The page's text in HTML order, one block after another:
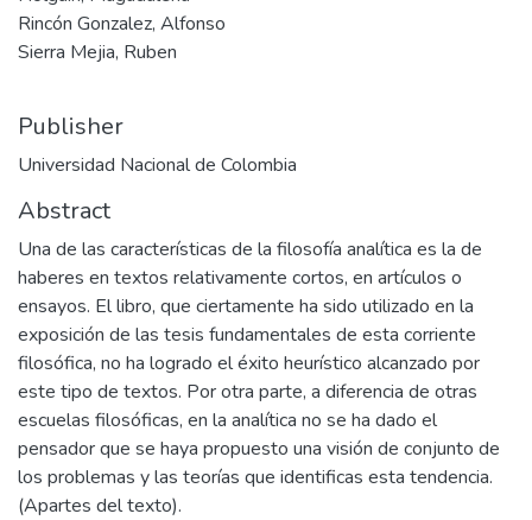
Rincón Gonzalez, Alfonso
Sierra Mejia, Ruben
Publisher
Universidad Nacional de Colombia
Abstract
Una de las características de la filosofía analítica es la de
haberes en textos relativamente cortos, en artículos o
ensayos. El libro, que ciertamente ha sido utilizado en la
exposición de las tesis fundamentales de esta corriente
filosófica, no ha logrado el éxito heurístico alcanzado por
este tipo de textos. Por otra parte, a diferencia de otras
escuelas filosóficas, en la analítica no se ha dado el
pensador que se haya propuesto una visión de conjunto de
los problemas y las teorías que identificas esta tendencia.
(Apartes del texto).